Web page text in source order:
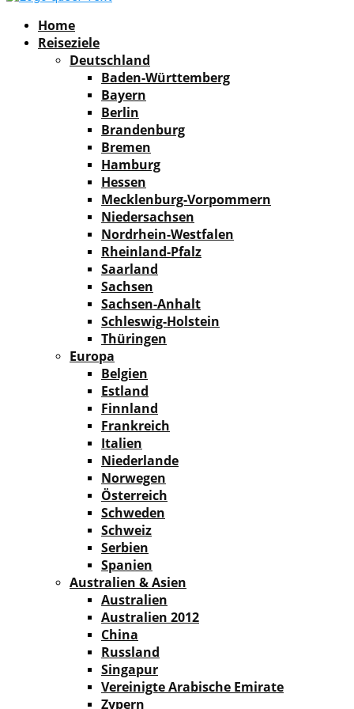
Home
Reiseziele
Deutschland
Baden-Württemberg
Bayern
Berlin
Brandenburg
Bremen
Hamburg
Hessen
Mecklenburg-Vorpommern
Niedersachsen
Nordrhein-Westfalen
Rheinland-Pfalz
Saarland
Sachsen
Sachsen-Anhalt
Schleswig-Holstein
Thüringen
Europa
Belgien
Estland
Finnland
Frankreich
Italien
Niederlande
Norwegen
Österreich
Schweden
Schweiz
Serbien
Spanien
Australien & Asien
Australien
Australien 2012
China
Russland
Singapur
Vereinigte Arabische Emirate
Zypern